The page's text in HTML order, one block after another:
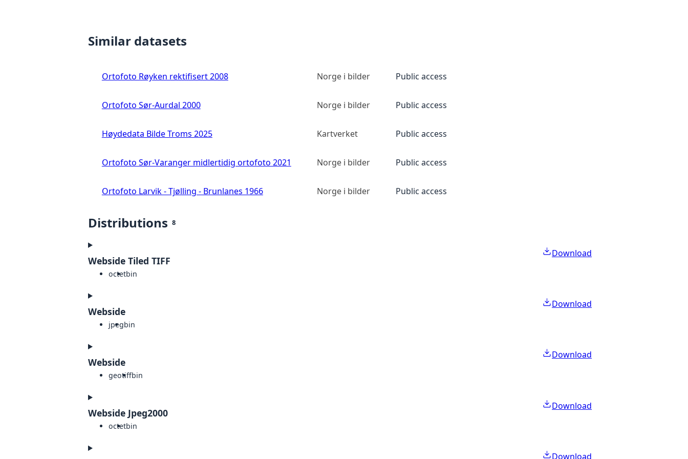
Similar datasets
Ortofoto Røyken rektifisert 2008 Norge i bilder Public access
Ortofoto Sør-Aurdal 2000 Norge i bilder Public access
Høydedata Bilde Troms 2025 Kartverket Public access
Ortofoto Sør-Varanger midlertidig ortofoto 2021 Norge i bilder Public access
Ortofoto Larvik - Tjølling - Brunlanes 1966 Norge i bilder Public access
Distributions 8
Webside Tiled TIFF
octetbin
Download
Webside
jpegbin
Download
Webside
geotiffbin
Download
Webside Jpeg2000
octetbin
Download
Download